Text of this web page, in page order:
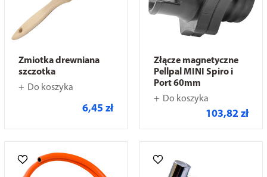
Zmiotka drewniana
szczotka
Do koszyka
6,45 zł
Złącze magnetyczne
Pellpal MINI Spiro i
Port 60mm
Do koszyka
103,82 zł